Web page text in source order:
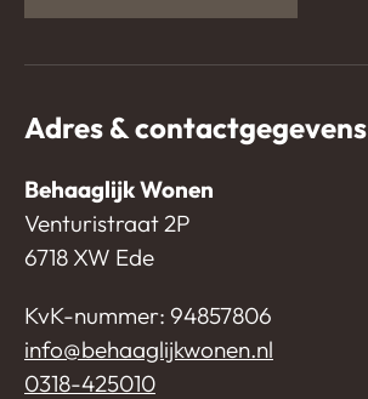
Adres & contactgegevens
Behaaglijk Wonen
Venturistraat 2P
6718 XW Ede
KvK-nummer: 94857806
info@behaaglijkwonen.nl
0318-425010